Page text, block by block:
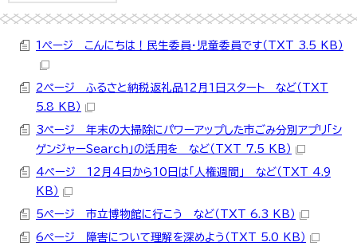
1ページ こんにちは！民生委員・児童委員です（TXT 3.5 KB）
2ページ ふるさと納税返礼品12月1日スタート など（TXT
5.8 KB）
3ページ 年末の大掃除にパワーアップした市ごみ分別アプリ「シ
ゲンジャーSearch」の活用を など（TXT 7.5 KB）
4ページ 12月4日から10日は「人権週間」 など（TXT 4.9
KB）
5ページ 市立博物館に行こう など（TXT 6.3 KB）
6ページ 障害について理解を深めよう（TXT 5.0 KB）